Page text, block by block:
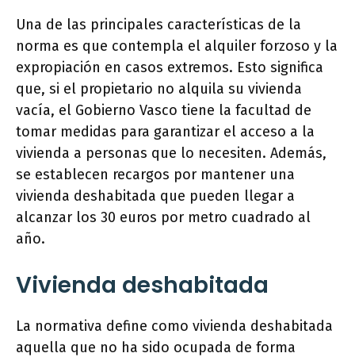
Una de las principales características de la
norma es que contempla el alquiler forzoso y la
expropiación en casos extremos. Esto significa
que, si el propietario no alquila su vivienda
vacía, el Gobierno Vasco tiene la facultad de
tomar medidas para garantizar el acceso a la
vivienda a personas que lo necesiten. Además,
se establecen recargos por mantener una
vivienda deshabitada que pueden llegar a
alcanzar los 30 euros por metro cuadrado al
año.
Vivienda deshabitada
La normativa define como vivienda deshabitada
aquella que no ha sido ocupada de forma